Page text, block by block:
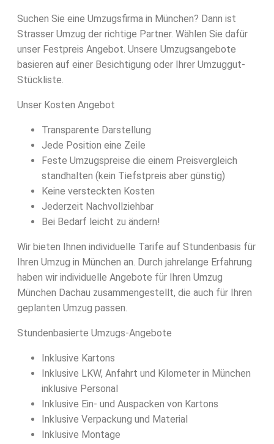
Suchen Sie eine Umzugsfirma in München? Dann ist
Strasser Umzug der richtige Partner. Wählen Sie dafür
unser Festpreis Angebot. Unsere Umzugsangebote
basieren auf einer Besichtigung oder Ihrer Umzuggut-
Stückliste.
Unser Kosten Angebot
Transparente Darstellung
Jede Position eine Zeile
Feste Umzugspreise die einem Preisvergleich
standhalten (kein Tiefstpreis aber günstig)
Keine versteckten Kosten
Jederzeit Nachvollziehbar
Bei Bedarf leicht zu ändern!
Wir bieten Ihnen individuelle Tarife auf Stundenbasis für
Ihren Umzug in München an. Durch jahrelange Erfahrung
haben wir individuelle Angebote für Ihren Umzug
München Dachau zusammengestellt, die auch für Ihren
geplanten Umzug passen.
Stundenbasierte Umzugs-Angebote
Inklusive Kartons
Inklusive LKW, Anfahrt und Kilometer in München
inklusive Personal
Inklusive Ein- und Auspacken von Kartons
Inklusive Verpackung und Material
Inklusive Montage